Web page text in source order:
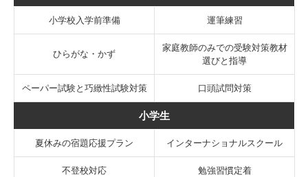
小学校入学前準備 運筆練習
ひらがな・かず
家庭教師のみでの受験対策教材
選びと指導
ペーパー試験と巧緻性試験対策 口頭試問対策
小学生
夏休みの宿題応援プラン インターナショナルスクール
不登校対応 勉強習慣定着